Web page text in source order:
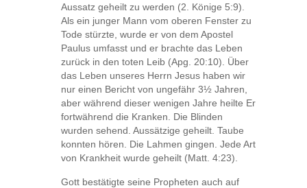
Aussatz geheilt zu werden (2. Könige 5:9).
Als ein junger Mann vom oberen Fenster zu
Tode stürzte, wurde er von dem Apostel
Paulus umfasst und er brachte das Leben
zurück in den toten Leib (Apg. 20:10). Über
das Leben unseres Herrn Jesus haben wir
nur einen Bericht von ungefähr 3½ Jahren,
aber während dieser wenigen Jahre heilte Er
fortwährend die Kranken. Die Blinden
wurden sehend. Aussätzige geheilt. Taube
konnten hören. Die Lahmen gingen. Jede Art
von Krankheit wurde geheilt (Matt. 4:23).
Gott bestätigte seine Propheten auch auf